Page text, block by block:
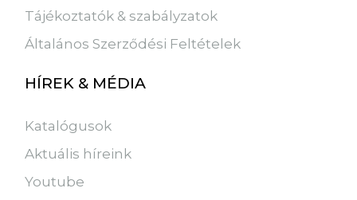
Tájékoztatók & szabályzatok
Általános Szerződési Feltételek
HÍREK & MÉDIA
Katalógusok
Aktuális híreink
Youtube